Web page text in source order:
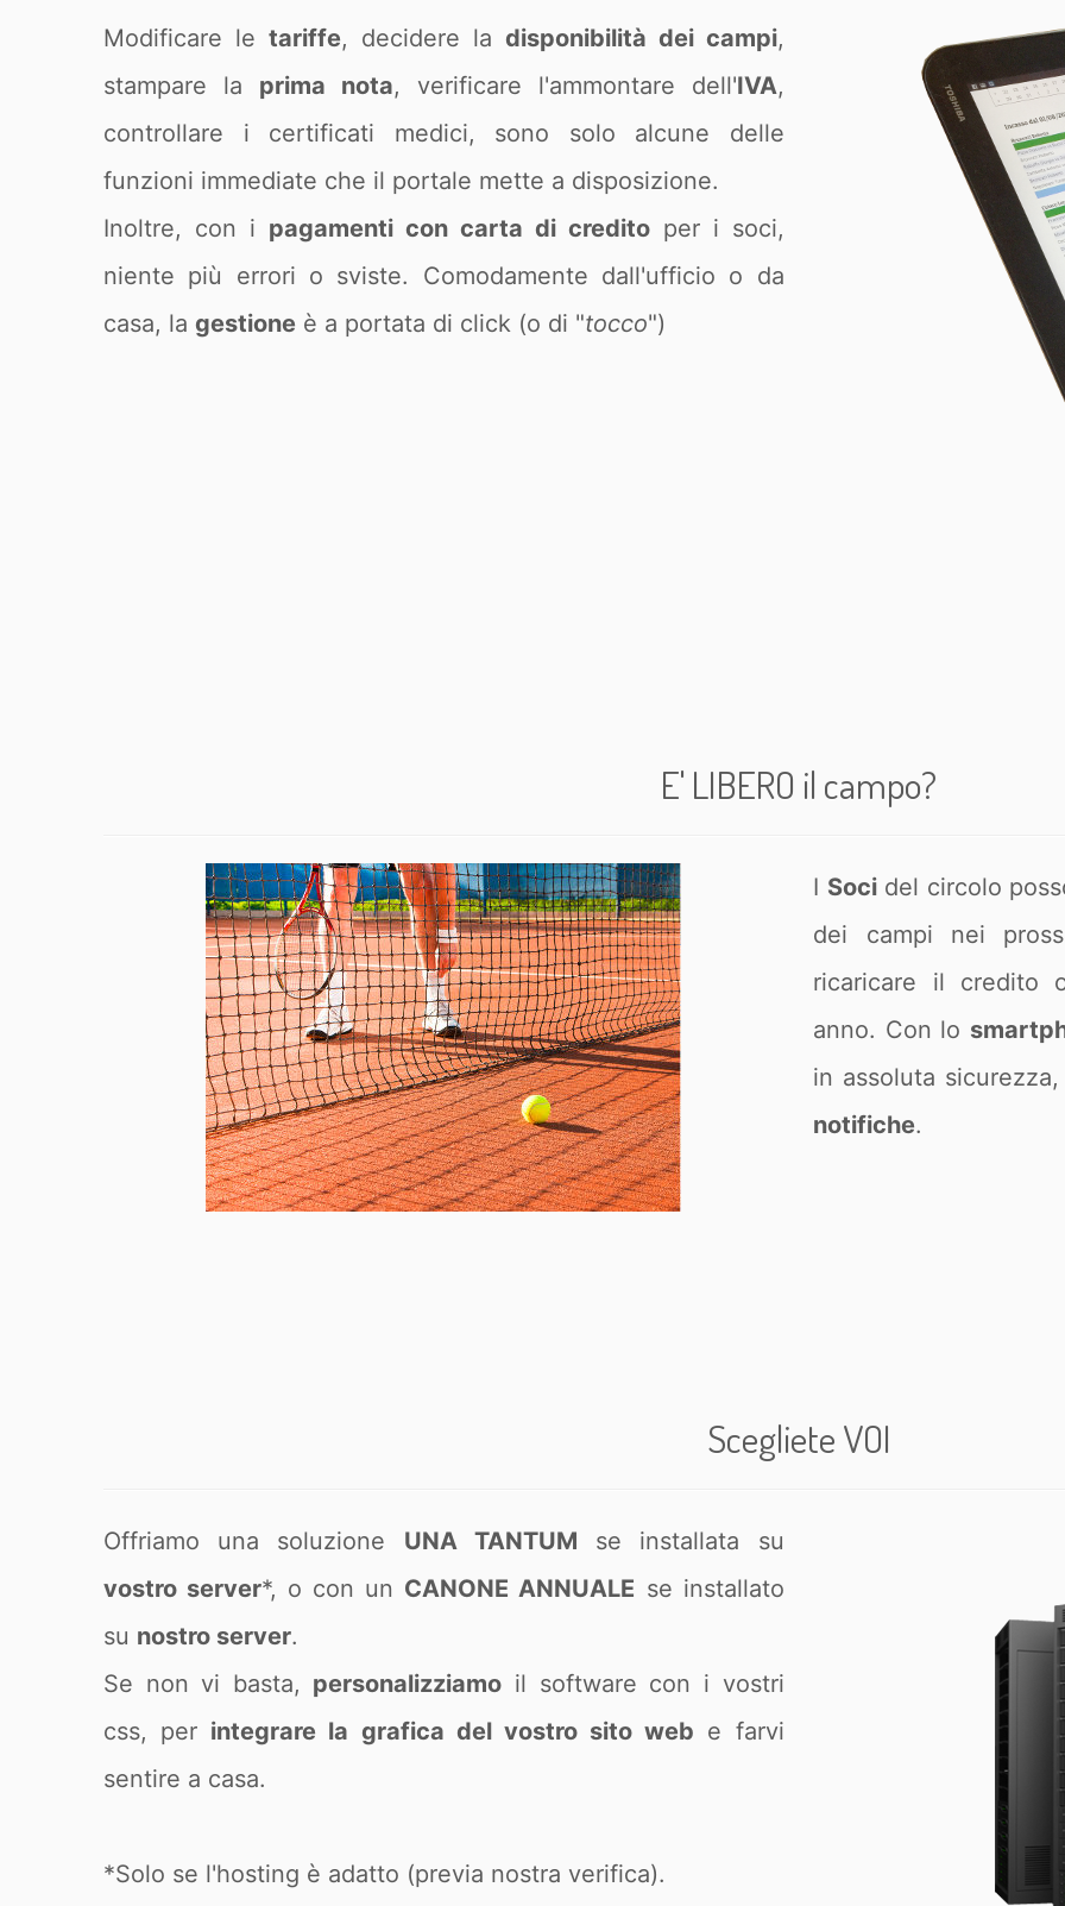
Modificare le tariffe, decidere la disponibilità dei campi,
stampare la prima nota, verificare l'ammontare dell'IVA,
controllare i certificati medici, sono solo alcune delle
funzioni immediate che il portale mette a disposizione.
Inoltre, con i pagamenti con carta di creditoper i soci,
niente più errori o sviste. Comodamente dall'ufficio o da
casa, la gestione è a portata di click (o di "tocco")
E' LIBERO il campo?
I Socidel circolo
dei campi nei
ricaricare il credito
anno. Con lo
in assoluta
notifiche.
Scegliete VOI
Offriamo una soluzione UNA TANTUM se installata su
vostro server*, o con un CANONE ANNUALE se installato
su nostro server.
Se non vi basta, personalizziamo il software con i vostri
css, per integrare la grafica del vostro sito web e farvi
sentire a casa.
*Solo se l'hosting è adatto (previa nostra verifica).